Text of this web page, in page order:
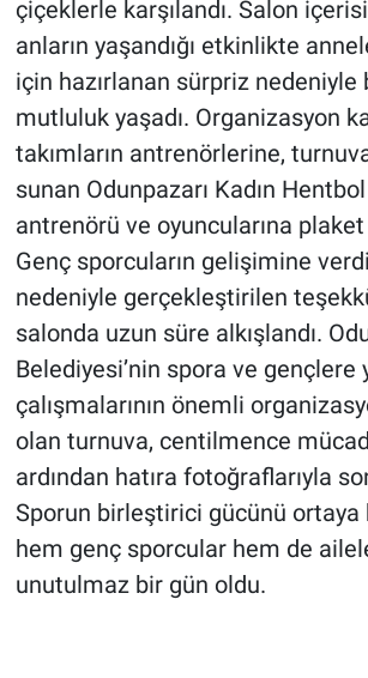
çiçeklerle karşılandı. Salon
anların yaşandığı etkinlikte
için hazırlanan sürpriz nedeniyle
mutluluk yaşadı. Organizasyon
takımların antrenörlerine,
sunan Odunpazarı Kadın Hentbol
antrenörü ve oyuncularına
Genç sporcuların gelişimine
nedeniyle gerçekleştirilen
salonda uzun süre alkışlandı.
Belediyesi’nin spora ve gençlere
çalışmalarının önemli
olan turnuva, centilmence
ardından hatıra fotoğraflarıyla
Sporun birleştirici gücünü ortaya
hem genç sporcular hem de
unutulmaz bir gün oldu.